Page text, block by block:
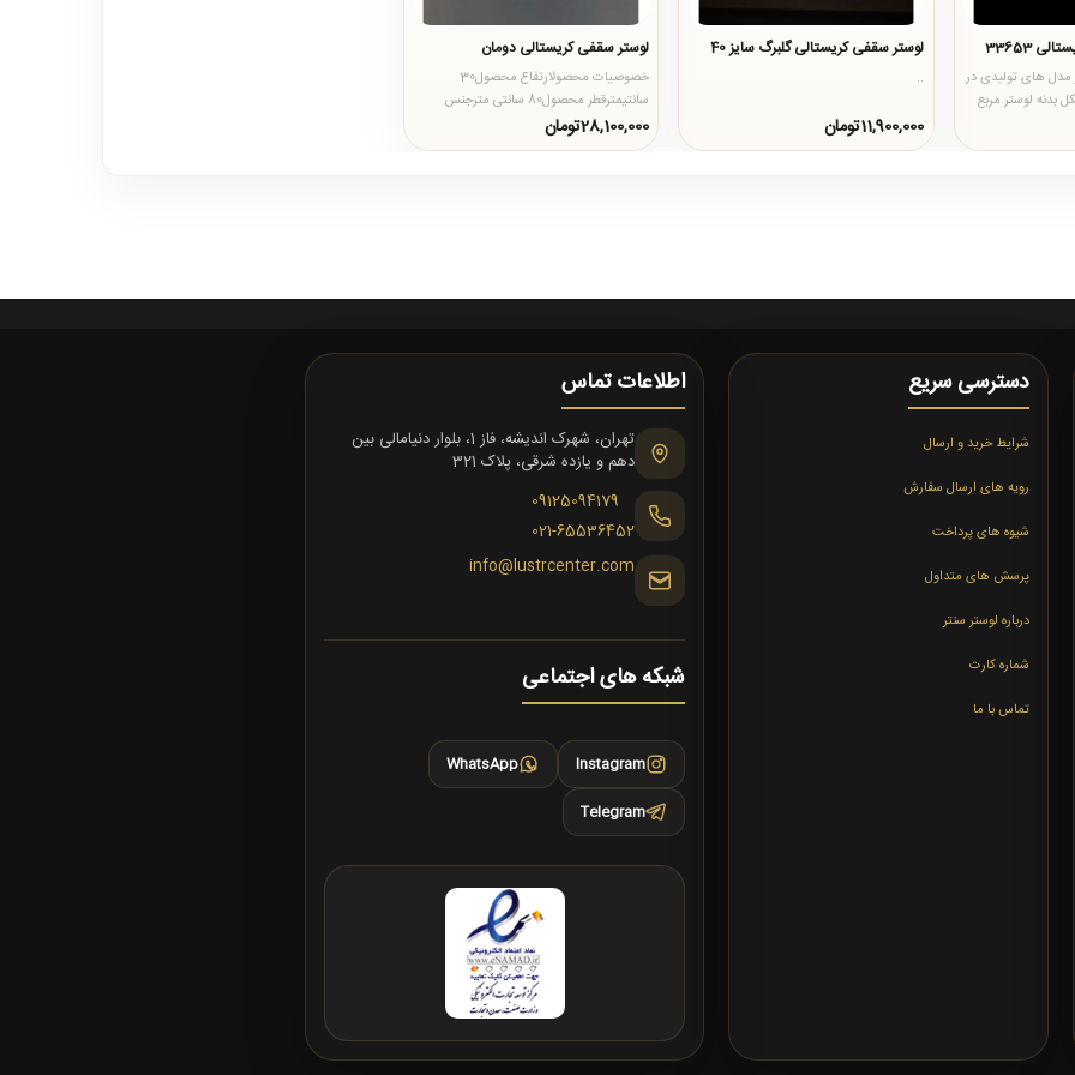
لوستر سقفی مدرن کریستالی 33653
سقفی 33653 از مدل های تولیدی در
بدنه لوستر مربع
لوستر سقفی کریستالی گلبرگ سایز 40
..
11,900,000تومان
لوستر سقفی کریستالی دومان
خصوصیات محصولارتفاع محصول30
سانتیمترقطر محصول80 سانتی مترجنس
محصولصفحه محصول از استیل درجه یک و
ضخیم..
28,100,000تومان
دسترسی سریع
شرایط خرید و ارسال
رویه های ارسال سفارش
شیوه های پرداخت
پرسش های متداول
درباره لوستر سنتر
شماره کارت
تماس با ما
اطلاعات تماس
تهران، شهرک اندیشه، فاز 1، بلوار دنیامالی بین
دهم و یازده شرقی، پلاک 321
09125094179
021-65536452
info@lustrcenter.com
شبکه های اجتماعی
Instagram
WhatsApp
Telegram